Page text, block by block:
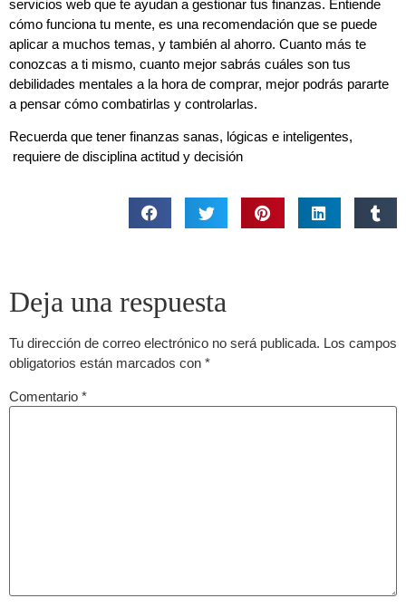
servicios web que te ayudan a gestionar tus finanzas. Entiende
cómo funciona tu mente, es una recomendación que se puede
aplicar a muchos temas, y también al ahorro. Cuanto más te
conozcas a ti mismo, cuanto mejor sabrás cuáles son tus
debilidades mentales a la hora de comprar, mejor podrás pararte
a pensar cómo combatirlas y controlarlas.
Recuerda que tener finanzas sanas, lógicas e inteligentes,
requiere de disciplina actitud y decisión
Deja una respuesta
Tu dirección de correo electrónico no será publicada. Los campos
obligatorios están marcados con *
Comentario *